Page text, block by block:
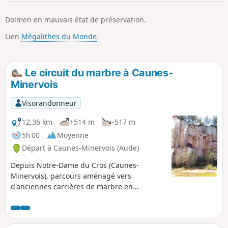
Dolmen en mauvais état de préservation.
Lien Mégalithes du Monde.
Le circuit du marbre à Caunes-
Minervois
Visorandonneur
12,36 km
+514 m
-517 m
5h 00
Moyenne
Départ à Caunes-Minervois (Aude)
Depuis Notre-Dame du Cros (Caunes-
Minervois), parcours aménagé vers
d'anciennes carrières de marbre en
Ventajou, réhabilité, près des ruines du
château de l'ancien village disparu. Au